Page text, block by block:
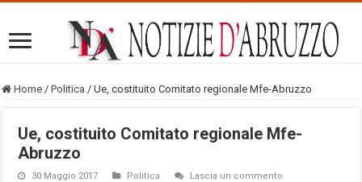
Home / Politica / Ue, costituito Comitato regionale Mfe-Abruzzo
Ue, costituito Comitato regionale Mfe-
Abruzzo
30 Maggio 2017 Politica Lascia un commento